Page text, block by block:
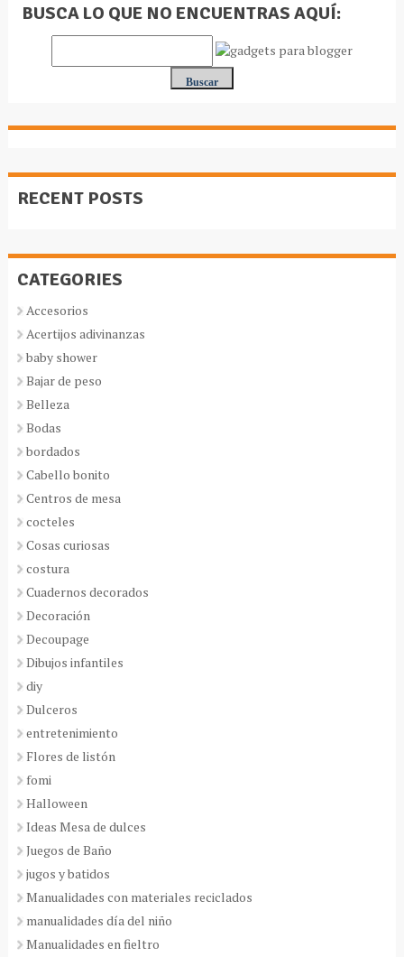
BUSCA LO QUE NO ENCUENTRAS AQUÍ:
RECENT POSTS
CATEGORIES
Accesorios
Acertijos adivinanzas
baby shower
Bajar de peso
Belleza
Bodas
bordados
Cabello bonito
Centros de mesa
cocteles
Cosas curiosas
costura
Cuadernos decorados
Decoración
Decoupage
Dibujos infantiles
diy
Dulceros
entretenimiento
Flores de listón
fomi
Halloween
Ideas Mesa de dulces
Juegos de Baño
jugos y batidos
Manualidades con materiales reciclados
manualidades día del niño
Manualidades en fieltro